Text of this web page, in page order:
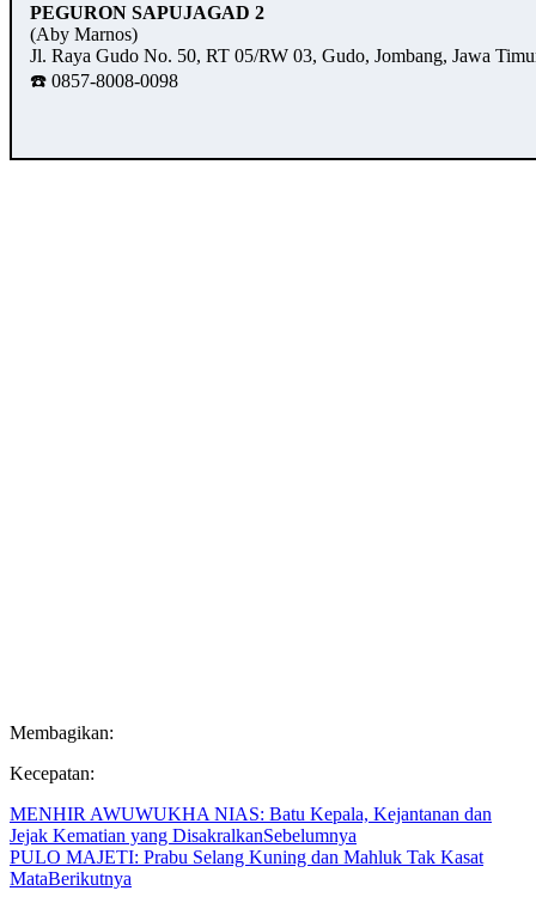
PEGURON SAPUJAGAD 2
(Aby Marnos)
Jl. Raya Gudo No. 50, RT 05/RW 03, Gudo, Jombang, Jawa
☎️ 0857-8008-0098
Membagikan:
Kecepatan:
MENHIR AWUWUKHA NIAS: Batu Kepala, Kejantanan dan
Jejak Kematian yang DisakralkanSebelumnya
PULO MAJETI: Prabu Selang Kuning dan Mahluk Tak Kasat
MataBerikutnya